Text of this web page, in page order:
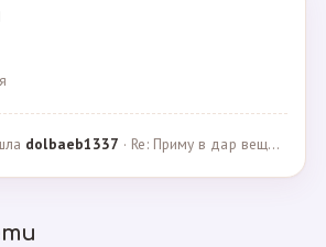
dolbaeb1337 · Re: Приму в дар вещи на новорождённую девочку · 13.12.2024